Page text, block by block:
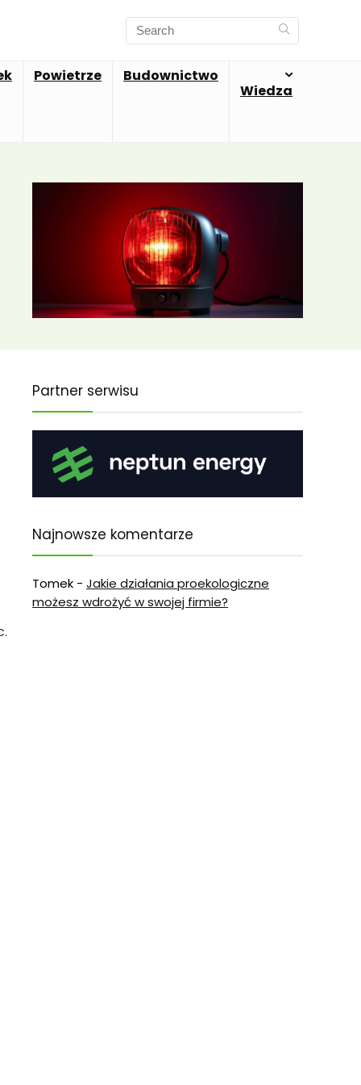
Powietrze
Budownictwo
Wiedza
.
Partner serwisu
Najnowsze komentarze
Tomek - Jakie działania proekologiczne
możesz wdrożyć w swojej firmie?